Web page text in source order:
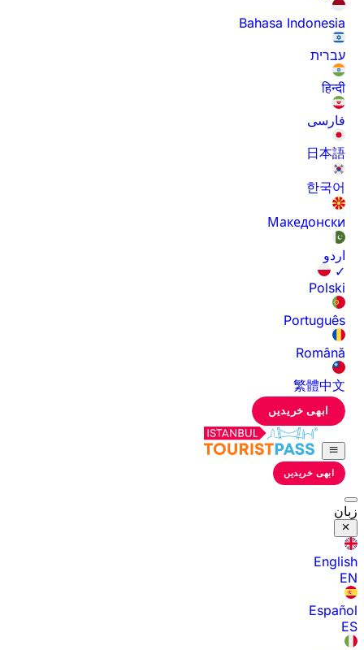
Bahasa Indonesia
עברית
हिन्दी
فارسی
日本語
한국어
Македонски
اردو
✓
Polski
Português
Română
繁體中文
ابھی خریدیں
ابھی خریدیں
زبان
English
EN
Español
ES